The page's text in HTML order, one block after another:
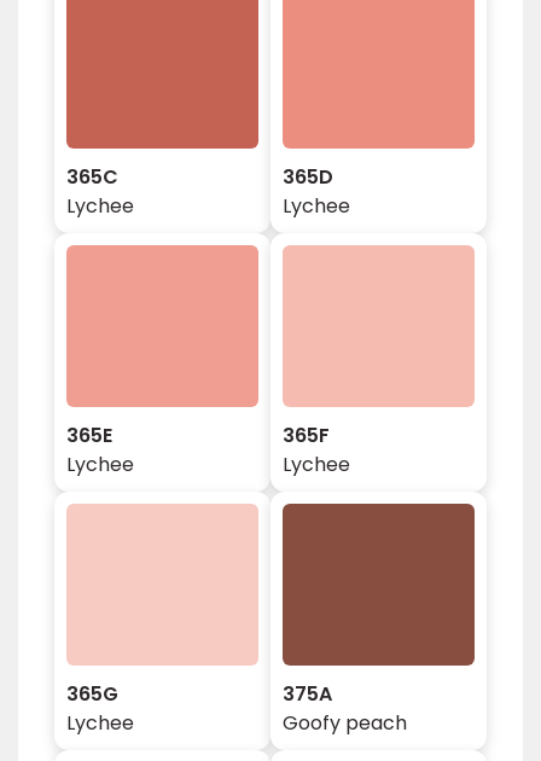
365C
Lychee
365D
Lychee
365E
Lychee
365F
Lychee
365G
Lychee
375A
Goofy peach